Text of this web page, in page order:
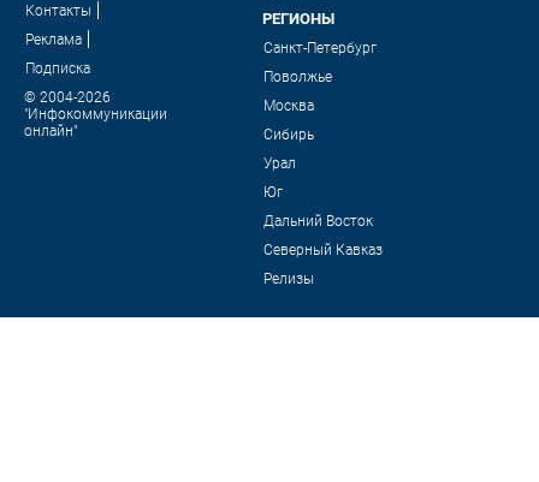
Контакты
Реклама
Подписка
© 2004-2026
"Инфокоммуникации
онлайн"
РЕГИОНЫ
Санкт-Петербург
Поволжье
Москва
Сибирь
Урал
Юг
Дальний Восток
Северный Кавказ
Релизы